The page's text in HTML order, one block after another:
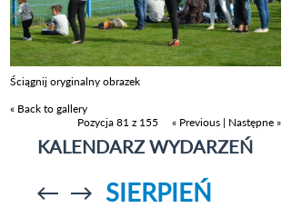
Ściągnij oryginalny obrazek
« Back to gallery
Pozycja 81 z 155
« Previous | Następne »
KALENDARZ WYDARZEŃ
Przejdź doPrzejdź do
SIERPIEŃ